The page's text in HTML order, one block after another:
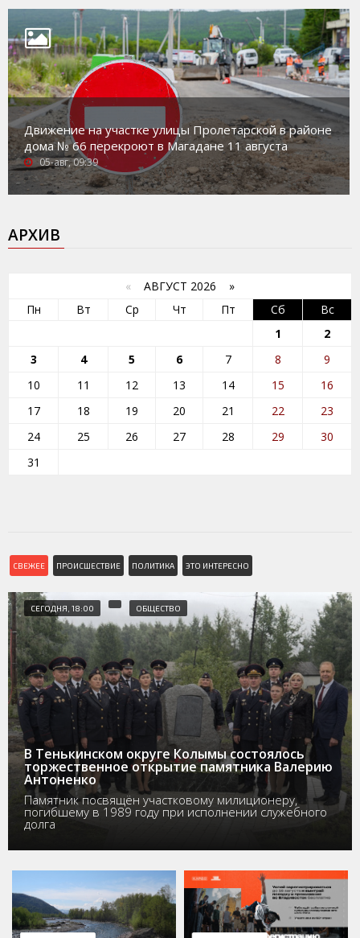
Движение на участке улицы Пролетарской в районе
дома № 66 перекроют в Магадане 11 августа
05-авг, 09:39
АРХИВ
« АВГУСТ 2026 »
Пн
Вт Ср Чт Пт Сб
Вс
1
2
3
4 5 6 7 8
9
10
11 12 13 14 15
16
17
18 19 20 21 22
23
24
25 26 27 28 29
30
31
СВЕЖЕЕ ПРОИСШЕСТВИЕ ПОЛИТИКА ЭТО ИНТЕРЕСНО
СЕГОДНЯ, 18:00 ОБЩЕСТВО
В Тенькинском округе Колымы состоялось
торжественное открытие памятника Валерию
Антоненко
Памятник посвящён участковому милиционеру,
погибшему в 1989 году при исполнении служебного
долга